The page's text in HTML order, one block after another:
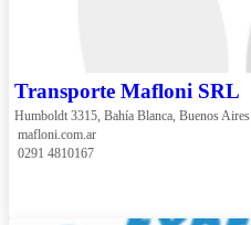
Transporte Mafloni SRL
Humboldt 3315, Bahía Blanca, Buenos Aires
mafloni.com.ar
0291 4810167